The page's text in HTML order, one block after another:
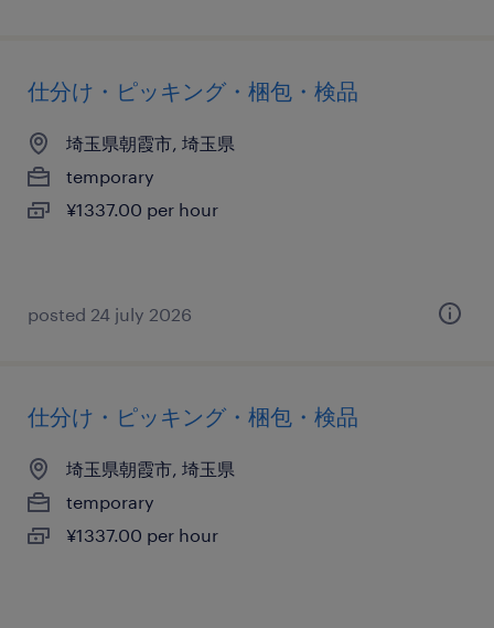
仕分け・ピッキング・梱包・検品
埼玉県朝霞市, 埼玉県
temporary
¥1337.00 per hour
posted 24 july 2026
仕分け・ピッキング・梱包・検品
埼玉県朝霞市, 埼玉県
temporary
¥1337.00 per hour